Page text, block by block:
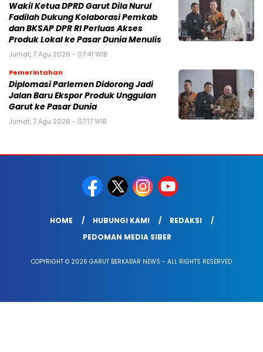
Wakil Ketua DPRD Garut Dila Nurul
Fadilah Dukung Kolaborasi Pemkab
dan BKSAP DPR RI Perluas Akses
Produk Lokal ke Pasar Dunia Menulis
Jumat, 7 Agu 2026 - 07:41 WIB
Pemerintahan
Diplomasi Parlemen Didorong Jadi
Jalan Baru Ekspor Produk Unggulan
Garut ke Pasar Dunia
Jumat, 7 Agu 2026 - 07:17 WIB
HOME HUBUNGI KAMI
REDAKSI
PEDOMAN MEDIA SIBER
COPYRIGHT © 2026 GARUT BERKABAR NEWS - ALL RIGHTS RESERVED